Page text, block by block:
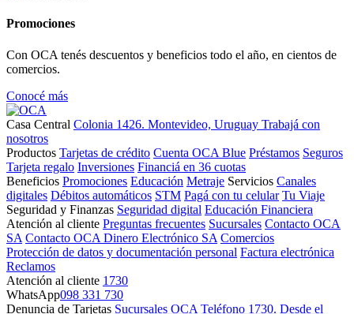
Promociones
Con OCA tenés descuentos y beneficios todo el año, en cientos de
comercios.
Conocé más
Casa Central Colonia 1426. Montevideo, Uruguay Trabajá con
nosotros
Productos Tarjetas de crédito Cuenta OCA Blue Préstamos Seguros
Tarjeta regalo Inversiones Financiá en 36 cuotas
Beneficios Promociones Educación Metraje Servicios Canales
digitales Débitos automáticos STM Pagá con tu celular Tu Viaje
Seguridad y Finanzas Seguridad digital Educación Financiera
Atención al cliente Preguntas frecuentes Sucursales Contacto OCA
SA Contacto OCA Dinero Electrónico SA Comercios
Protección de datos y documentación personal Factura electrónica
Reclamos
Atención al cliente 1730
WhatsApp098 331 730
Denuncia de Tarjetas Sucursales OCA Teléfono 1730. Desde el